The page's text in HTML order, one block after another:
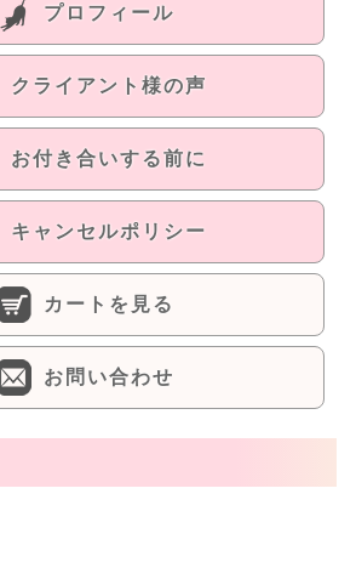
プロフィール
クライアント様の声
お付き合いする前に
キャンセルポリシー
カートを見る
お問い合わせ